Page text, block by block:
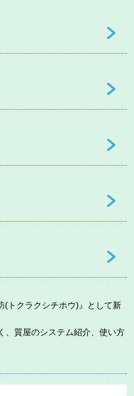
(トクラクシチホウ)』として新
、質屋のシステム紹介、使い方